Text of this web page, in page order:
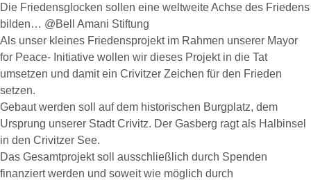
Die Friedensglocken sollen eine weltweite Achse des Friedens
bilden… @Bell Amani Stiftung
Als unser kleines Friedensprojekt im Rahmen unserer Mayor
for Peace- Initiative wollen wir dieses Projekt in die Tat
umsetzen und damit ein Crivitzer Zeichen für den Frieden
setzen.
Gebaut werden soll auf dem historischen Burgplatz, dem
Ursprung unserer Stadt Crivitz. Der Gasberg ragt als Halbinsel
in den Crivitzer See.
Das Gesamtprojekt soll ausschließlich durch Spenden
finanziert werden und soweit wie möglich durch